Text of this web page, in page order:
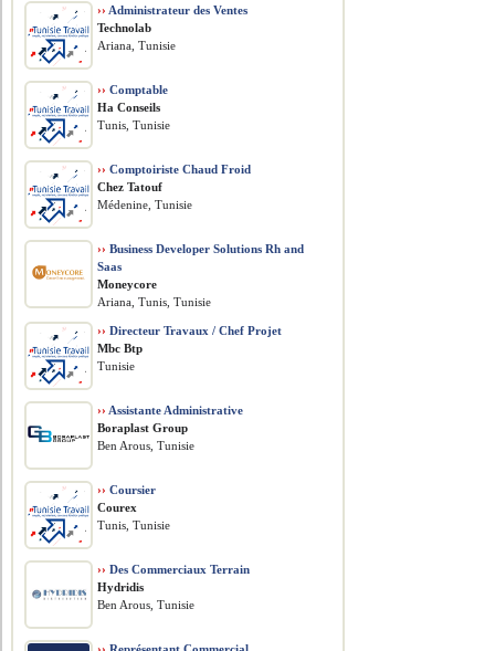
›› Administrateur des Ventes
Technolab
Ariana, Tunisie
›› Comptable
Ha Conseils
Tunis, Tunisie
›› Comptoiriste Chaud Froid
Chez Tatouf
Médenine, Tunisie
›› Business Developer Solutions Rh and
Saas
Moneycore
Ariana, Tunis, Tunisie
›› Directeur Travaux / Chef Projet
Mbc Btp
Tunisie
›› Assistante Administrative
Boraplast Group
Ben Arous, Tunisie
›› Coursier
Courex
Tunis, Tunisie
›› Des Commerciaux Terrain
Hydridis
Ben Arous, Tunisie